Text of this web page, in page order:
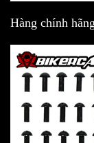
Hàng chính